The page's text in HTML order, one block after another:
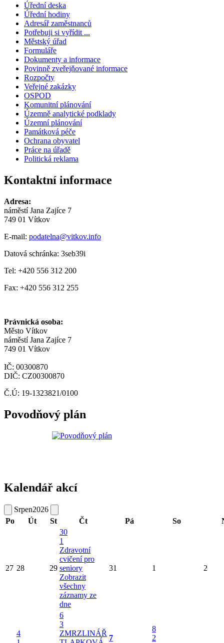
Úřední deska
Úřední hodiny
Adresář zaměstnanců
Potřebuji si vyřídit ...
Městský úřad
Formuláře
Dokumenty a informace
Povinně zveřejňované informace
Rozpočty
Veřejné zakázky
OSPOD
Komunitní plánování
Územně analytické podklady
Územní plánování
Památková péče
Ochrana obyvatel
Práce na úřadě
Politická reklama
Kontaktní informace
Adresa:
náměstí Jana Zajíce 7
749 01 Vítkov
E-mail: podatelna@vitkov.info
Datová schránka: 3seb39i
Tel: +420 556 312 200
Fax: +420 556 312 255
Právnická osoba:
Město Vítkov
náměstí Jana Zajíce 7
749 01 Vítkov
IČ: 00300870
DIČ: CZ00300870
Č.Ú: 19-1323821/0100
Povodňový plán
Kalendář akcí
Srpen2026
Po
Út St Čt Pá So
27 28 29
30
1
Zdravotní
cvičení pro
seniory
Zobrazit
všechny
záznamy ze
dne
31 1 2
4
6
3
ZMRZLINÁŘ
7
8
2